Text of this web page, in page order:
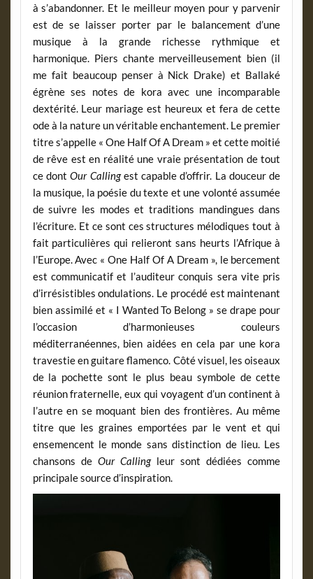
à s’abandonner. Et le meilleur moyen pour y parvenir
est de se laisser porter par le balancement d’une
musique à la grande richesse rythmique et
harmonique. Piers chante merveilleusement bien (il
me fait beaucoup penser à Nick Drake) et Ballaké
égrène ses notes de kora avec une incomparable
dextérité. Leur mariage est heureux et fera de cette
ode à la nature un véritable enchantement. Le premier
titre s’appelle « One Half Of A Dream » et cette moitié
de rêve est en réalité une vraie présentation de tout
ce dontOur Callingest capable d’offrir. La douceur de
la musique, la poésie du texte et une volonté assumée
de suivre les modes et traditions mandingues dans
l’écriture. Et ce sont ces structures mélodiques tout à
fait particulières qui relieront sans heurts l’Afrique à
l’Europe. Avec « One Half Of A Dream », le bercement
est communicatif et l’auditeur conquis sera vite pris
d’irrésistibles ondulations. Le procédé est maintenant
bien assimilé et « I Wanted To Belong » se drape pour
l’occasion d’harmonieuses couleurs
méditerranéennes, bien aidées en cela par une kora
travestie en guitare flamenco. Côté visuel, les oiseaux
de la pochette sont le plus beau symbole de cette
réunion fraternelle, eux qui voyagent d’un continent à
l’autre en se moquant bien des frontières. Au même
titre que les graines emportées par le vent et qui
ensemencent le monde sans distinction de lieu. Les
chansons de Our Callingleur sont dédiées comme
principale source d’inspiration.